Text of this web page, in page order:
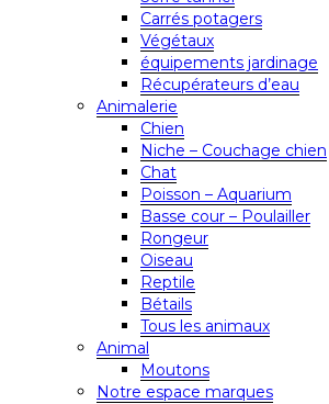
Carrés potagers
Végétaux
équipements jardinage
Récupérateurs d’eau
Animalerie
Chien
Niche – Couchage chien
Chat
Poisson – Aquarium
Basse cour – Poulailler
Rongeur
Oiseau
Reptile
Bétails
Tous les animaux
Animal
Moutons
Notre espace marques